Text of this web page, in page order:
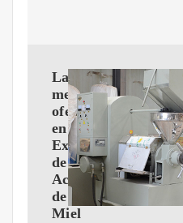
Las
mejores
ofertas
en
Extractores
de
Aceite
de
Miel